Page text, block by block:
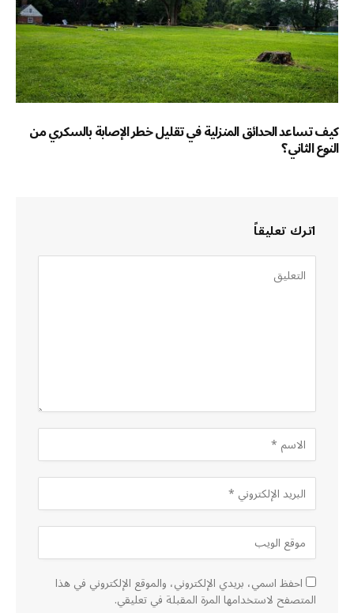
كيف تساعد الحدائق المنزلية في تقليل خطر الإصابة بالسكري من
النوع الثاني؟
اترك تعليقاً
احفظ اسمي، بريدي الإلكتروني، والموقع الإلكتروني في هذا
المتصفح لاستخدامها المرة المقبلة في تعليقي.